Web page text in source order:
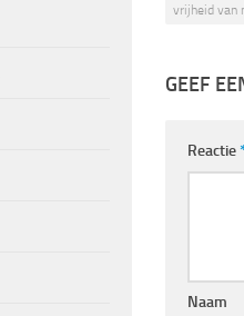
vrijheid van
GEEF
Reactie
Naam